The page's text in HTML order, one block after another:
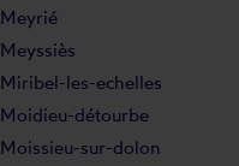
Meyrié
Meyssiès
Miribel-les-echelles
Moidieu-détourbe
Moissieu-sur-dolon